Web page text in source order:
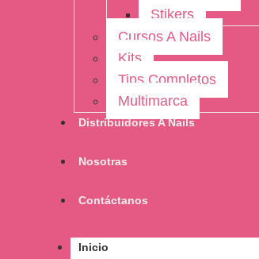
Stikers
Cursos A Nails
Kits
Tips Completos
Multimarca
Distribuidores A Nails
Nosotras
Contáctanos
Inicio